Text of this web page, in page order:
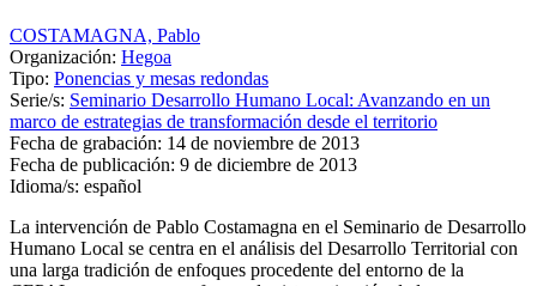
COSTAMAGNA, Pablo
Organización: Hegoa
Tipo: Ponencias y mesas redondas
Serie/s: Seminario Desarrollo Humano Local: Avanzando en un
marco de estrategias de transformación desde el territorio
Fecha de grabación: 14 de noviembre de 2013
Fecha de publicación: 9 de diciembre de 2013
Idioma/s: español
La intervención de Pablo Costamagna en el Seminario de Desarrollo
Humano Local se centra en el análisis del Desarrollo Territorial con
una larga tradición de enfoques procedente del entorno de la